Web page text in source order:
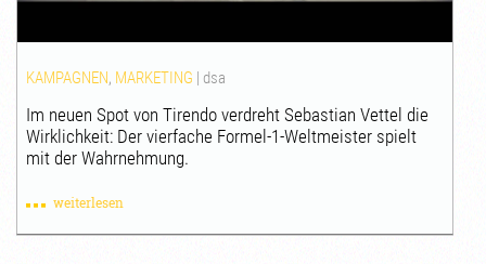
KAMPAGNEN, MARKETING | dsa
Im neuen Spot von Tirendo verdreht Sebastian Vettel die
Wirklichkeit: Der vierfache Formel-1-Weltmeister spielt
mit der Wahrnehmung.
weiterlesen